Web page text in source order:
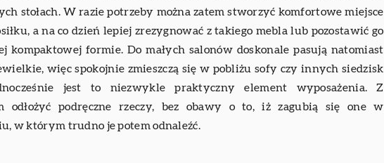
stołach. W razie potrzeby można zatem stworzyć komfortowe miejsce
a na co dzień lepiej zrezygnować z takiego mebla lub pozostawić go
kompaktowej formie. Do małych salonów doskonale pasują natomiast
więc spokojnie zmieszczą się w pobliżu sofy czy innych siedzisk
jest to niezwykle praktyczny element wyposażenia. Z
odłożyć podręczne rzeczy, bez obawy o to, iż zagubią się one w
w którym trudno je potem odnaleźć.